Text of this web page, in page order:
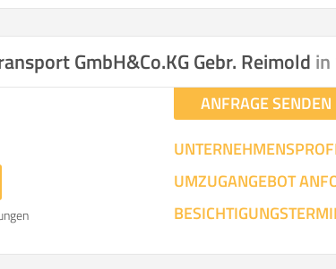
GmbH&Co.KG Gebr. Reimold
ANFRAGE SENDEN
UMZUGANGEBOT